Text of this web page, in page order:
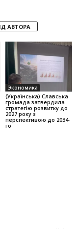
АВТОРА
Экономика
(Українська) Славська
громада затвердила
стратегію розвитку до
2027 року з
перспективою до 2034-
го